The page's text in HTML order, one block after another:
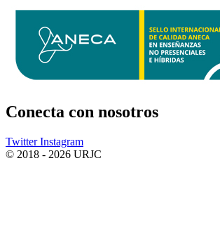
Conecta con nosotros
Twitter Instagram
© 2018 - 2026 URJC